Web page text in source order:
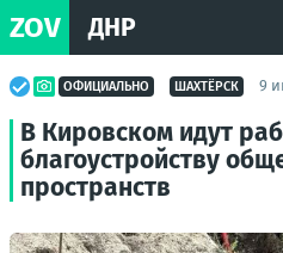
ZOV ДНР
ОФИЦИАЛЬНО ШАХТЁРСК 9
В Кировском идут
благоустройству
пространств